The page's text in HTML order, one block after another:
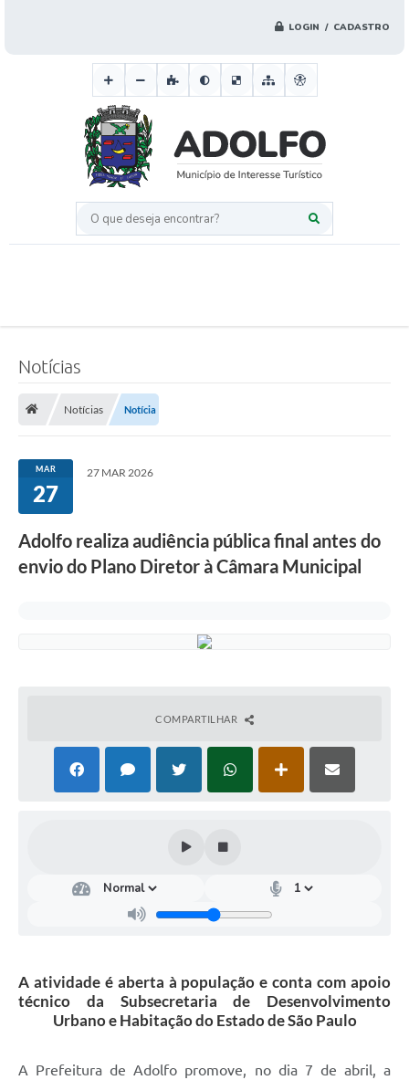
LOGIN / CADASTRO
O que deseja encontrar?
Notícias
Notícias Notícia
MAR
27
27 MAR 2026
Adolfo realiza audiência pública final antes do
envio do Plano Diretor à Câmara Municipal
COMPARTILHAR
A atividade é aberta à população e conta com apoio
técnico da Subsecretaria de Desenvolvimento
Urbano e Habitação do Estado de São Paulo
A Prefeitura de Adolfo promove, no dia 7 de abril, a